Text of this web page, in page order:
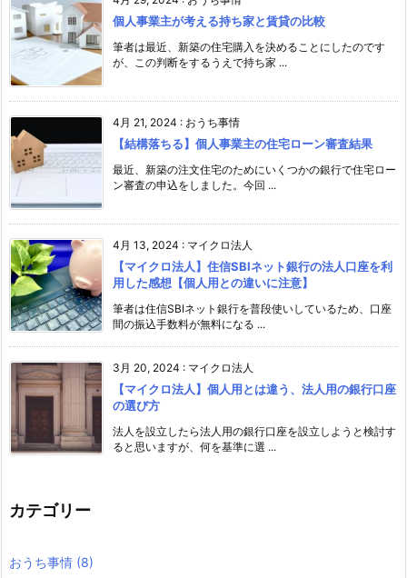
個人事業主が考える持ち家と賃貸の比較
筆者は最近、新築の住宅購入を決めることにしたのです
が、この判断をするうえで持ち家 ...
4月 21, 2024 : おうち事情
【結構落ちる】個人事業主の住宅ローン審査結果
最近、新築の注文住宅のためにいくつかの銀行で住宅ロー
ン審査の申込をしました。今回 ...
4月 13, 2024 : マイクロ法人
【マイクロ法人】住信SBIネット銀行の法人口座を利
用した感想【個人用との違いに注意】
筆者は住信SBIネット銀行を普段使いしているため、口座
間の振込手数料が無料になる ...
3月 20, 2024 : マイクロ法人
【マイクロ法人】個人用とは違う、法人用の銀行口座
の選び方
法人を設立したら法人用の銀行口座を設立しようと検討す
ると思いますが、何を基準に選 ...
カテゴリー
おうち事情 (8)